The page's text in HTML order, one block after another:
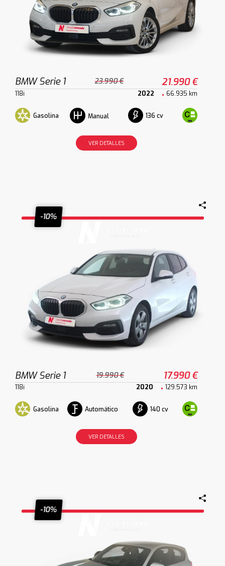
BMW Serie 1 23.990 € 21.990 €
118i 2022 66.935 km
Gasolina Manual 136 cv
VER DETALLES
-10%
BMW Serie 1 19.990 € 17.990 €
118i 2020 129.573 km
Gasolina Automático 140 cv
VER DETALLES
-10%